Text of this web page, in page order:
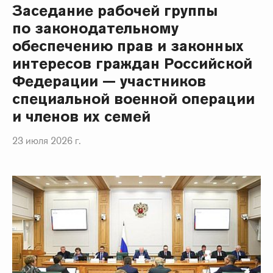
Заседание рабочей группы
по законодательному
обеспечению прав и законных
интересов граждан Российской
Федерации — участников
специальной военной операции
и членов их семей
23 июля 2026 г.